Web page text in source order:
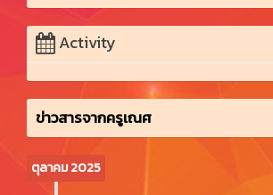
Activity
ข่าวสารจากครูเณศ
ตุลาคม 2025